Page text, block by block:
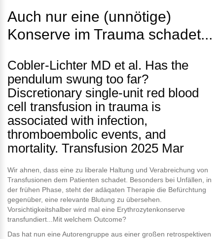
Auch nur eine (unnötige)
Konserve im Trauma schadet...
Cobler-Lichter MD et al. Has the
pendulum swung too far?
Discretionary single-unit red blood
cell transfusion in trauma is
associated with infection,
thromboembolic events, and
mortality. Transfusion 2025 Mar
Wir ahnen, dass eine zu liberale Haltung und Verabreichung von
Transfusionen dem Patienten schadet. Besonders bei Unfällen, in
der frühen Phase, steht der adäqaten Therapie die Befürchtung
gegenüber, eine relevante Blutung zu übersehen.
Vorsichtigkeitshalber wird mal eine Erythrozytenkonserve
transfundiert...Mit welchem Outcome?
Das hat nun eine Autorengruppe aus einer großen retrospektiven